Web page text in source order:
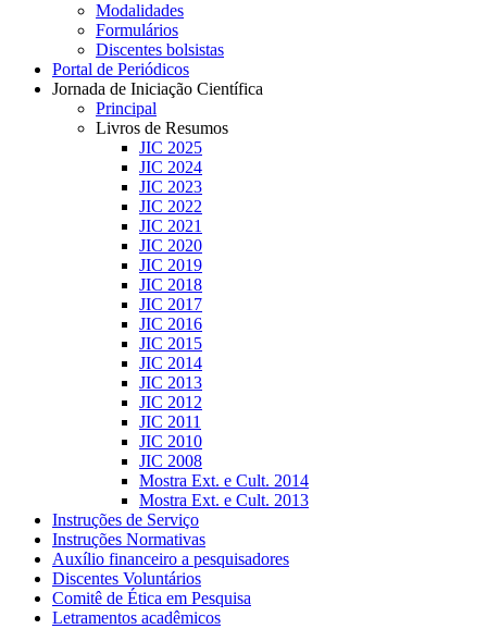
Modalidades
Formulários
Discentes bolsistas
Portal de Periódicos
Jornada de Iniciação Científica
Principal
Livros de Resumos
JIC 2025
JIC 2024
JIC 2023
JIC 2022
JIC 2021
JIC 2020
JIC 2019
JIC 2018
JIC 2017
JIC 2016
JIC 2015
JIC 2014
JIC 2013
JIC 2012
JIC 2011
JIC 2010
JIC 2008
Mostra Ext. e Cult. 2014
Mostra Ext. e Cult. 2013
Instruções de Serviço
Instruções Normativas
Auxílio financeiro a pesquisadores
Discentes Voluntários
Comitê de Ética em Pesquisa
Letramentos acadêmicos